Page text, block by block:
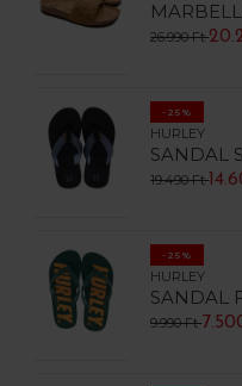
26.990 Ft
-25%
HURLEY
SANDAL
19.490 Ft
-25%
HURLEY
SANDAL
9.990 Ft